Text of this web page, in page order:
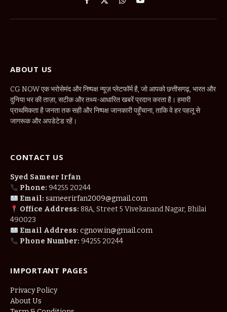
Facebook
X
WhatsApp
YouTube
ABOUT US
CG NOW एक भरोसेमंद और निष्पक्ष न्यूज़ प्लेटफॉर्म है, जो आपको छत्तीसगढ़, भारत और
दुनिया भर की ताज़ा, सटीक और तथ्य-आधारित खबरें प्रदान करता है। हमारी
प्राथमिकता है जनता तक सही और निष्पक्ष जानकारी पहुँचाना, ताकि वे हर पहलू से
जागरूक और अपडेटेड रहें।
CONTACT US
Syed Sameer Irfan
Phone: 94255 20244
Email: sameerirfan2009@gmail.com
Office Address: 88A, Street 5 Vivekanand Nagar, Bhilai
490023
Email Address: cgnow.in@gmail.com
Phone Number: 94255 20244
IMPORTANT PAGES
Privacy Policy
About Us